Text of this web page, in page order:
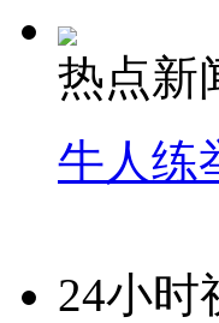
热点新
牛人练
24小时